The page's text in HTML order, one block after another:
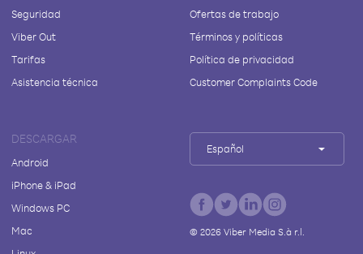
Seguridad
Viber Out
Tarifas
Asistencia técnica
Ofertas de trabajo
Términos y políticas
Política de privacidad
Customer Complaints Code
DESCARGAR
Android
iPhone & iPad
Windows PC
Mac
Español
© 2026Viber Media S.à r.l.